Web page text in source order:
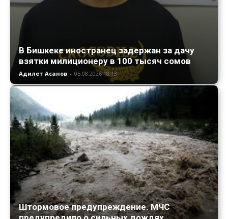
В Бишкеке иностранец задержан за дачу
взятки милиционеру в 100 тысяч сомов
Адилет Асанов - 05.08.2026 18:13
Штормовое предупреждение. МЧС